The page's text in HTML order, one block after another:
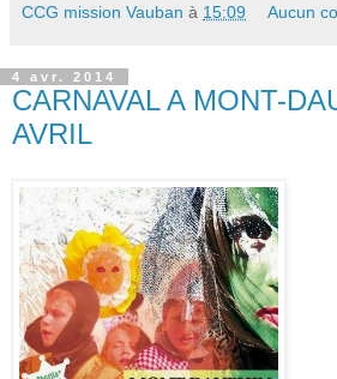
CCG mission Vauban à 15:09 Aucun
4 avr. 2014
CARNAVAL A MONT-
AVRIL